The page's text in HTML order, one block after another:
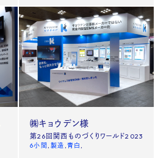
㈱キョウデン様
第26回関西ものづくりワールド2023
6小間 製造 青白